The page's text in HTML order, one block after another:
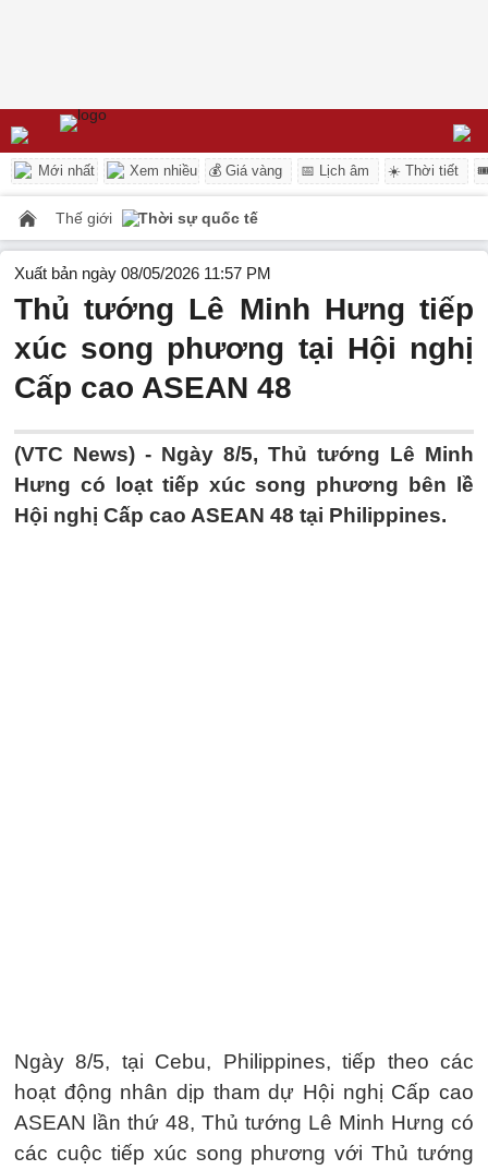
Mới nhất Xem nhiều 💰 Giá vàng 📅 Lịch âm ☀️ Thời tiết
Thế giới Thời sự quốc tế
Xuất bản ngày 08/05/2026 11:57 PM
Thủ tướng Lê Minh Hưng tiếp
xúc song phương tại Hội nghị
Cấp cao ASEAN 48
(VTC News) - Ngày 8/5, Thủ tướng Lê Minh
Hưng có loạt tiếp xúc song phương bên lề
Hội nghị Cấp cao ASEAN 48 tại Philippines.
Ngày 8/5, tại Cebu, Philippines, tiếp theo các
hoạt động nhân dịp tham dự Hội nghị Cấp cao
ASEAN lần thứ 48, Thủ tướng Lê Minh Hưng có
các cuộc tiếp xúc song phương với Thủ tướng